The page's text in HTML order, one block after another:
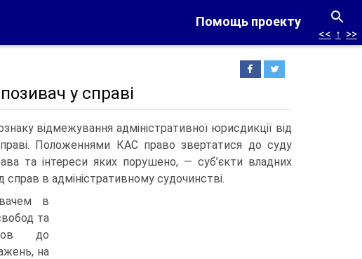
Помощь проекту
<< ↑ >>
у справі
відмежування адміністративної юрисдикції від
Положеннями КАС право звертатися до суду
та інтереси яких порушено, — суб’єкти владних
в адміністративному судочинстві.
в
та
до
на